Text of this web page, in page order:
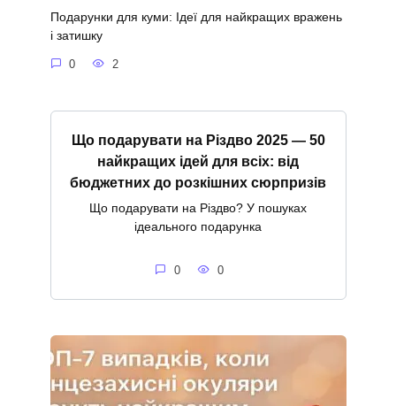
Подарунки для куми: Ідеї для найкращих вражень
і затишку
0 2
Що подарувати на Різдво 2025 — 50
найкращих ідей для всіх: від
бюджетних до розкішних сюрпризів
Що подарувати на Різдво? У пошуках
ідеального подарунка
0 0